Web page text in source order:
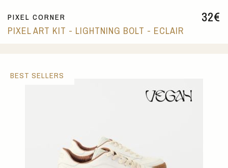
32€
PIXEL CORNER
PIXEL ART KIT - LIGHTNING BOLT - ECLAIR
BEST SELLERS